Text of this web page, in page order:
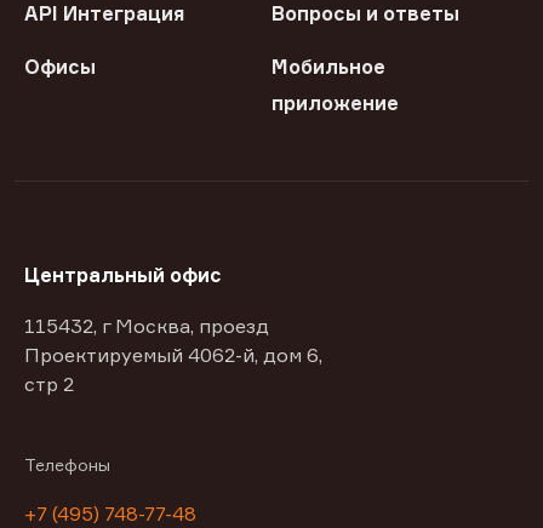
API Интеграция Вопросы и ответы
Офисы
Мобильное
приложение
Центральный офис
115432, г Москва, проезд
Проектируемый 4062-й, дом 6,
стр 2
Телефоны
+7 (495) 748-77-48